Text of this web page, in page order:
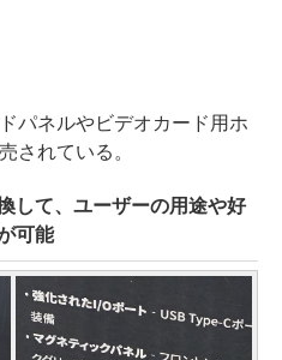
パネルやビデオカード用ホ
されている。
して、ユーザーの用途や好
可能